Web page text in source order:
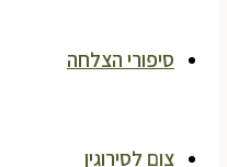
סיפורי הצלחה
צום לסירוגין